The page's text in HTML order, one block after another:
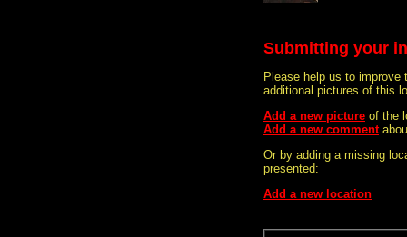
Submitting your
Please help us to improve
additional pictures of this
Add a new picture of the
Add a new comment
Or by adding a missing
presented:
Add a new location